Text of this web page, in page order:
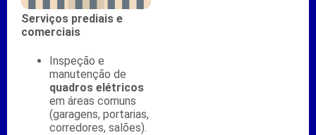
Serviços prediais e
comerciais
Inspeção e
manutenção de
quadros elétricos
em áreas comuns
(garagens, portarias,
corredores, salões).